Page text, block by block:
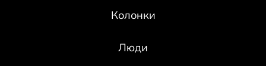
Колонки
Люди